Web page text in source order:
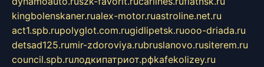
kingbolenskaner.rualex-motor.ruastroline.net.ru
act1.spb.rupolyglot.com.rugidlipetsk.ruooo-driada.ru
detsad125.rumir-zdoroviya.rubruslanovo.rusiterem.ru
council.spb.ruлодкипатриот.рфkafekolizey.ru